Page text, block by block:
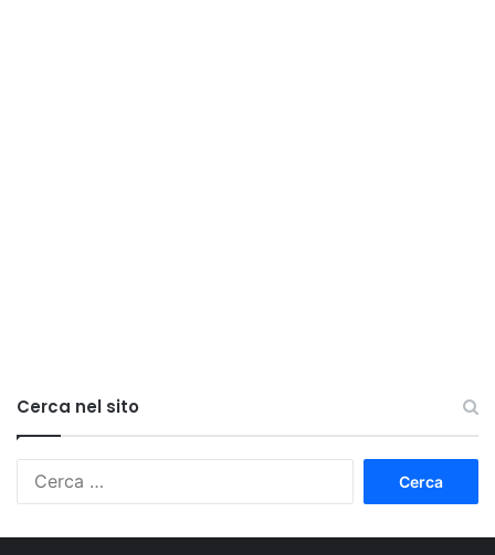
Cerca nel sito